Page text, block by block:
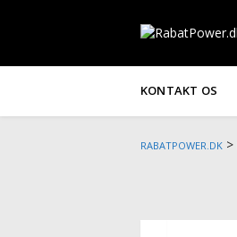
KONTAKT OS
RABATPOWER.DK >